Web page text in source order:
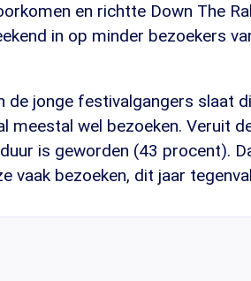
en richtte Down The
in op minder bezoekers
de jonge festivalgangers slaat
meestal wel bezoeken. Veruit
is geworden (43 procent).
vaak bezoeken, dit jaar